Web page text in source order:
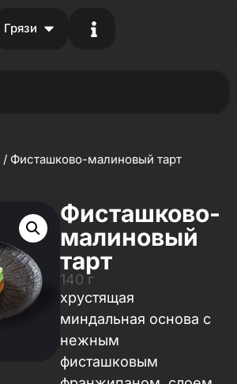
Грязи
/ Фисташково-малиновый тарт
Фисташково-
малиновый
тарт
140 г
хрустящая
миндальная основа с
нежным
фисташковым